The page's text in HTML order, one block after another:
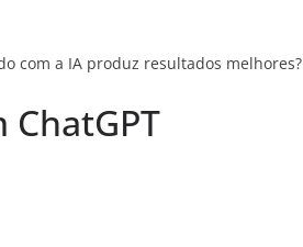
com a IA produz resultados melhores?